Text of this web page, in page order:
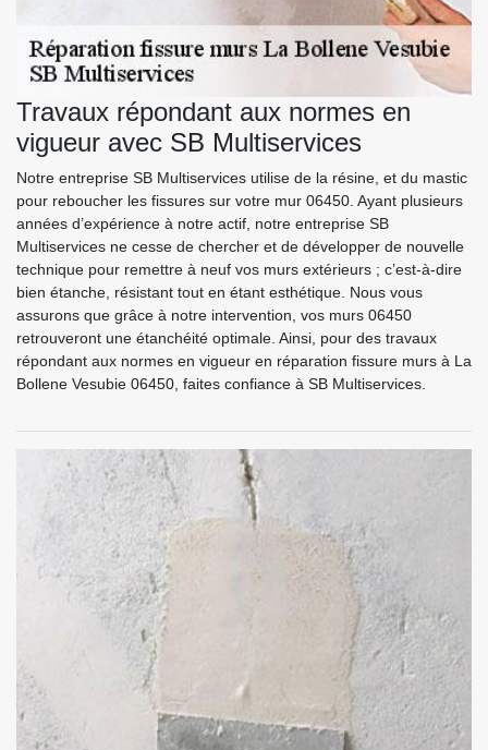
Travaux répondant aux normes en
vigueur avec SB Multiservices
Notre entreprise SB Multiservices utilise de la résine, et du mastic
pour reboucher les fissures sur votre mur 06450. Ayant plusieurs
années d’expérience à notre actif, notre entreprise SB
Multiservices ne cesse de chercher et de développer de nouvelle
technique pour remettre à neuf vos murs extérieurs ; c’est-à-dire
bien étanche, résistant tout en étant esthétique. Nous vous
assurons que grâce à notre intervention, vos murs 06450
retrouveront une étanchéité optimale. Ainsi, pour des travaux
répondant aux normes en vigueur en réparation fissure murs à La
Bollene Vesubie 06450, faites confiance à SB Multiservices.